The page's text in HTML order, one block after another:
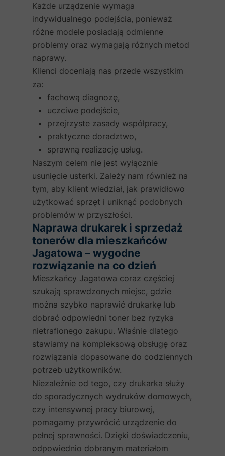
Każde urządzenie wymaga
indywidualnego podejścia, ponieważ
różne modele posiadają odmienne
problemy oraz wymagają różnych metod
naprawy.
Klienci doceniają nas przede wszystkim
za:
fachową diagnozę,
uczciwe podejście,
przejrzyste zasady współpracy,
praktyczne doradztwo,
sprawną realizację usług.
Naszym celem nie jest wyłącznie
usunięcie usterki. Zależy nam również na
tym, aby klient wiedział, jak prawidłowo
użytkować sprzęt i uniknąć podobnych
problemów w przyszłości.
Naprawa drukarek i sprzedaż
tonerów dla mieszkańców
Jagatowa – wygodne
rozwiązanie na co dzień
Mieszkańcy Jagatowa coraz częściej
szukają sprawdzonych miejsc, gdzie
można szybko naprawić drukarkę lub
dobrać odpowiedni toner bez ryzyka
nietrafionego zakupu. Właśnie dlatego
stawiamy na kompleksową obsługę oraz
rozwiązania dopasowane do codziennych
potrzeb użytkowników.
Niezależnie od tego, czy drukarka służy
do sporadycznych wydruków domowych,
czy intensywnej pracy biurowej,
pomagamy przywrócić urządzenie do
pełnej sprawności. Dzięki doświadczeniu,
odpowiednio dobranym materiałom